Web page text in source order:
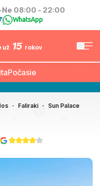
Ne 08:00 - 22:00
| WhatsApp
už 15 rokov
Počasie
Faliraki Sun Palace